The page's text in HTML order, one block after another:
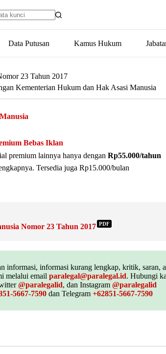
Data Putusan Kamus Hukum
23 Tahun 2017
Kementerian Hukum dan Hak Asasi Manusia
Bebas Iklan
premium lainnya hanya dengan Rp55.000/tahun
Tersedia juga Rp15.000/bulan
Nomor 23 Tahun 2017 PDF
informasi, informasi kurang lengkap, kritik, saran,
melalui email paralegal@paralegal.id. Hubungi
@paralegalid, dan Instagram @paralegalid
5667-7590dan Telegram +62851-5667-7590